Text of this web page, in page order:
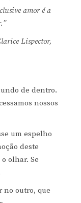
amor é a
de dentro.
nossos
um espelho
deste
olhar. Se
no outro, que